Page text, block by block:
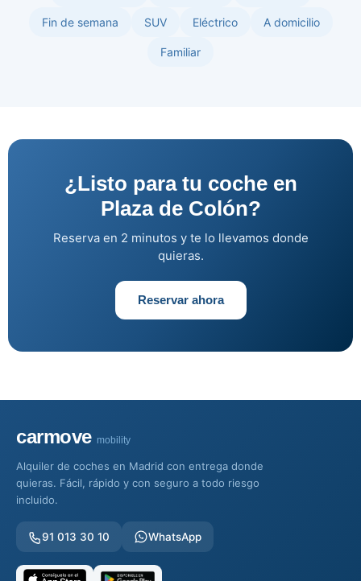
Fin de semana SUV Eléctrico A domicilio
Familiar
¿Listo para tu coche en
Plaza de Colón?
Reserva en 2 minutos y te lo llevamos donde
quieras.
Reservar ahora
carmove mobility
Alquiler de coches en Madrid con entrega donde
quieras. Fácil, rápido y con seguro a todo riesgo
incluido.
91 013 30 10 WhatsApp